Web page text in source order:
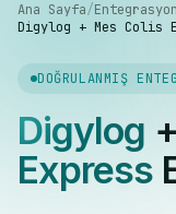
Ana Sayfa/
Digylog + Mes Colis
DOĞRULANMIŞ
Digylog +
Express